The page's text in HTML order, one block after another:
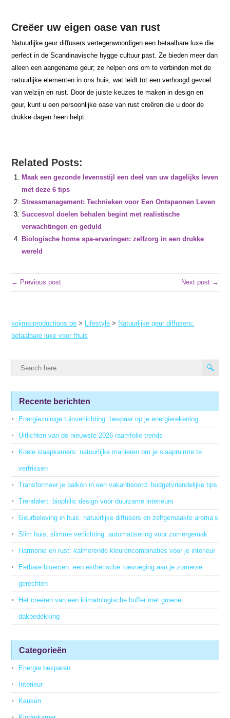
Creëer uw eigen oase van rust
Natuurlijke geur diffusers vertegenwoordigen een betaalbare luxe die
perfect in de Scandinavische hygge cultuur past. Ze bieden meer dan
alleen een aangename geur; ze helpen ons om te verbinden met de
natuurlijke elementen in ons huis, wat leidt tot een verhoogd gevoel
van welzijn en rust. Door de juiste keuzes te maken in design en
geur, kunt u een persoonlijke oase van rust creëren die u door de
drukke dagen heen helpt.
Related Posts:
Maak een gezonde levensstijl een deel van uw dagelijks leven
met deze 6 tips
Stressmanagement: Technieken voor Een Ontspannen Leven
Succesvol doelen behalen begint met realistische
verwachtingen en geduld
Biologische home spa-ervaringen: zelfzorg in een drukke
wereld
← Previous post Next post →
kojima-productions.be > Lifestyle > Natuurlijke geur diffusers:
betaalbare luxe voor thuis
Recente berichten
Energiezuinige tuinverlichting: bespaar op je energierekening
Uitlichten van de nieuwste 2026 raamfolie trends
Koele slaapkamers: natuurlijke manieren om je slaapruimte te
verfrissen
Transformeer je balkon in een vakantieoord: budgetvriendelijke tips
Trendalert: biophilic design voor duurzame interieurs
Geurbeleving in huis: natuurlijke diffusers en zelfgemaakte aroma’s
Slim huis, slimme verlichting: automatisering voor zomergemak
Harmonie en rust: kalmerende kleurencombinaties voor je interieur
Eetbare bloemen: een esthetische toevoeging aan je zomerse
gerechten
Het creëren van een klimatologische buffer met groene
dakbedekking
Categorieën
Energie besparen
Interieur
Keuken